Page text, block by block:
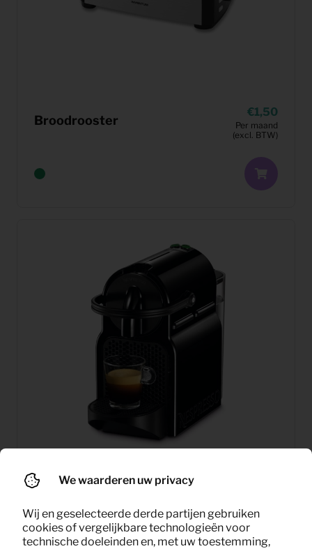
Broodrooster
1,50
Per maand
(excl. BTW)
Inissia (zwart)
Per maand
(excl. BTW)
We waarderen uw privacy
Wij en geselecteerde derde partijen gebruiken
cookies of vergelijkbare technologieën voor
technische doeleinden en, met uw toestemming,